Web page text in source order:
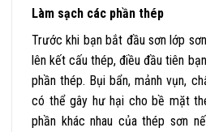
Làm sạch các phần thép
Trước khi bạn bắt đầu sơn lớp
lên kết cấu thép, điều đầu tiên
phần thép. Bụi bẩn, mảnh vụn,
có thể gây hư hại cho bề mặt
phần khác nhau của thép sơn